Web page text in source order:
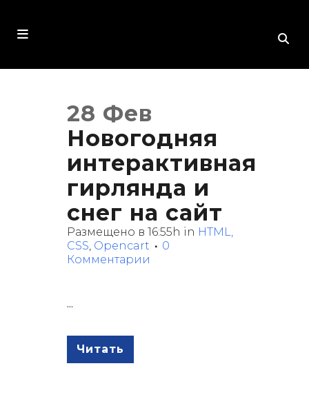
28 Фев
Новогодняя
интерактивная
гирлянда и
снег на сайт
Размещено в 16:55h in HTML,
CSS, Opencart
0
Комментарии
...
Читать